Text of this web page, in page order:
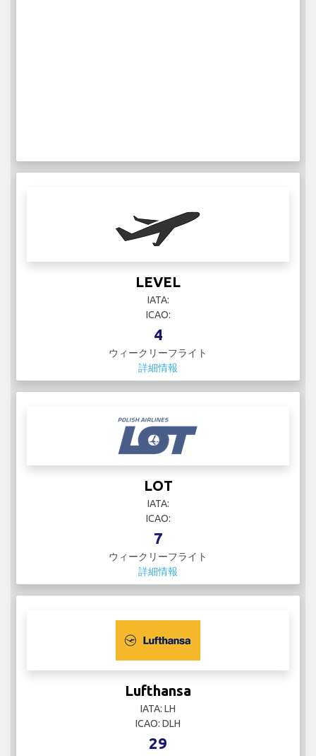
LEVEL
IATA:
ICAO:
4
ウィークリーフライト
詳細情報
LOT
IATA:
ICAO:
7
ウィークリーフライト
詳細情報
Lufthansa
IATA: LH
ICAO: DLH
29